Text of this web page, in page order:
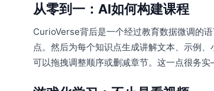
从零到一：AI如何构建课程
CurioVerse背后是一个经过教育数据微调的
点。然后为每个知识点生成讲解文本、示例
可以拖拽调整顺序或删减章节。这一点很务